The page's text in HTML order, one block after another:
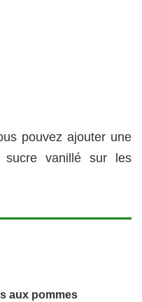
pouvez ajouter une
vanillé sur les
aux pommes